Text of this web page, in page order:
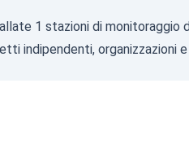
1 stazioni di
indipendenti, organizzazioni